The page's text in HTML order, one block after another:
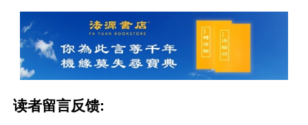
读者留言反馈: